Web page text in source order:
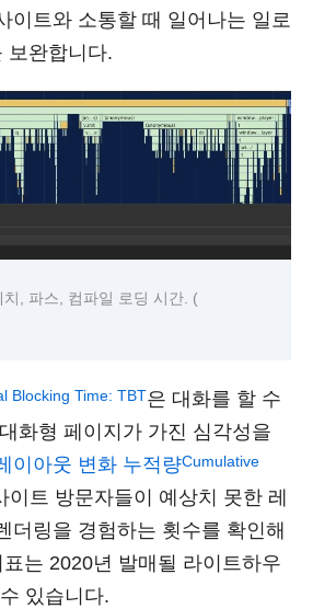
이트와 소통할 때 일어나는 일로
보완합니다.
, 파스, 컴파일 로딩 시간. (
Blocking Time: TBT은 대화를 할 수
화형 페이지가 가진 심각성을
이아웃 변화 누적량Cumulative
이트 방문자들이 예상치 못한 레
더링을 경험하는 횟수를 확인해
는 2020년 발매될 라이트하우
있습니다.